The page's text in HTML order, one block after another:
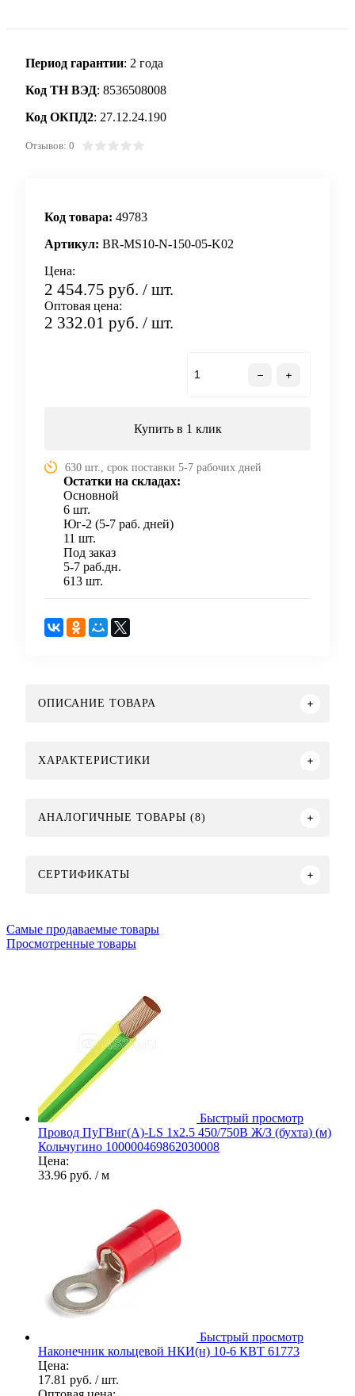
Период гарантии: 2 года
Код ТН ВЭД: 8536508008
Код ОКПД2: 27.12.24.190
Отзывов: 0
Код товара: 49783
Артикул: BR-MS10-N-150-05-K02
Цена:
2 454.75 руб. / шт.
Оптовая цена:
2 332.01 руб. / шт.
Купить в 1 клик
630 шт., срок поставки 5-7 рабочих дней
Остатки на складах:
Основной
6 шт.
Юг-2 (5-7 раб. дней)
11 шт.
Под заказ
5-7 раб.дн.
613 шт.
ОПИСАНИЕ ТОВАРА
ХАРАКТЕРИСТИКИ
АНАЛОГИЧНЫЕ ТОВАРЫ (8)
СЕРТИФИКАТЫ
Самые продаваемые товары
Просмотренные товары
Быстрый просмотр
Провод ПуГВнг(А)-LS 1х2.5 450/750В Ж/З (бухта) (м)
Кольчугино 100000469862030008
Цена:
33.96 руб. / м
Быстрый просмотр
Наконечник кольцевой НКИ(н) 10-6 КВТ 61773
Цена:
17.81 руб. / шт.